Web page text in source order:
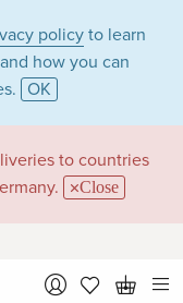
policy to learn
how you can
OK
to countries
Close